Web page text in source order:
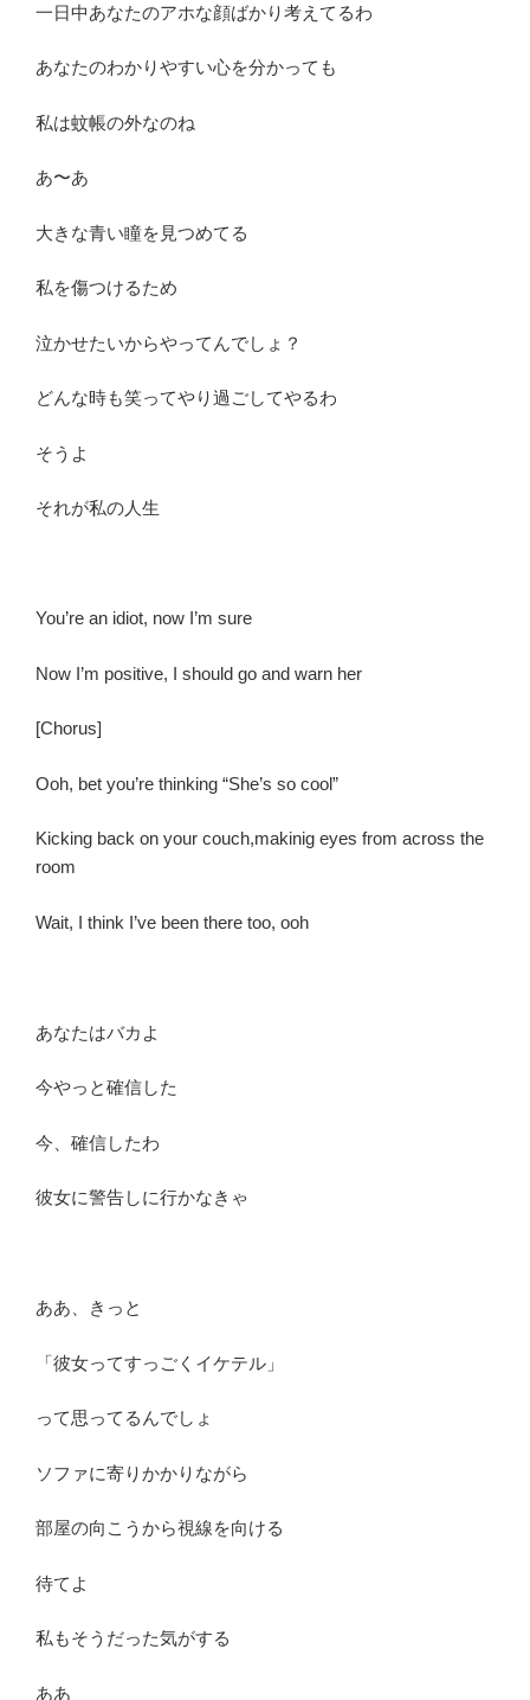
一日中あなたのアホな顔ばかり考えてるわ
あなたのわかりやすい心を分かっても
私は蚊帳の外なのね
あ〜あ
大きな青い瞳を見つめてる
私を傷つけるため
泣かせたいからやってんでしょ？
どんな時も笑ってやり過ごしてやるわ
そうよ
それが私の人生
You’re an idiot, now I’m sure
Now I’m positive, I should go and warn her
[Chorus]
Ooh, bet you’re thinking “She’s so cool”
Kicking back on your couch,makinig eyes from across the
room
Wait, I think I’ve been there too, ooh
あなたはバカよ
今やっと確信した
今、確信したわ
彼女に警告しに行かなきゃ
ああ、きっと
「彼女ってすっごくイケテル」
って思ってるんでしょ
ソファに寄りかかりながら
部屋の向こうから視線を向ける
待てよ
私もそうだった気がする
ああ